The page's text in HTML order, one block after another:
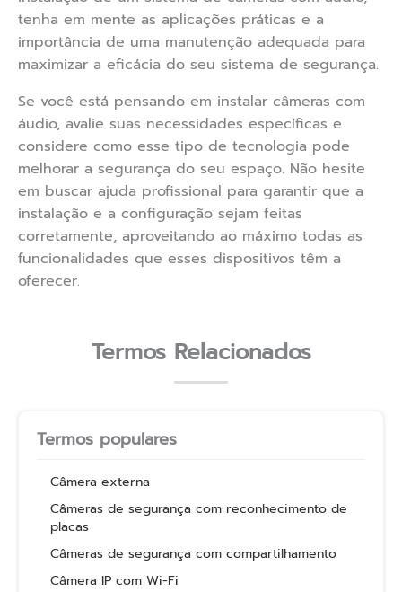
tenha em mente as aplicações práticas e a
importância de uma manutenção adequada para
maximizar a eficácia do seu sistema de segurança.
Se você está pensando em instalar câmeras com
áudio, avalie suas necessidades específicas e
considere como esse tipo de tecnologia pode
melhorar a segurança do seu espaço. Não hesite
em buscar ajuda profissional para garantir que a
instalação e a configuração sejam feitas
corretamente, aproveitando ao máximo todas as
funcionalidades que esses dispositivos têm a
oferecer.
Termos Relacionados
Termos populares
Câmera externa
Câmeras de segurança com reconhecimento de
placas
Câmeras de segurança com compartilhamento
Câmera IP com Wi-Fi